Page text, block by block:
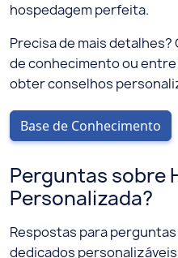
hospedagem perfeita.
Precisa de mais
de conhecimento ou
obter conselhos
Base de Conhecimento
Perguntas sobre
Personalizada?
Respostas para
dedicados personalizáveis